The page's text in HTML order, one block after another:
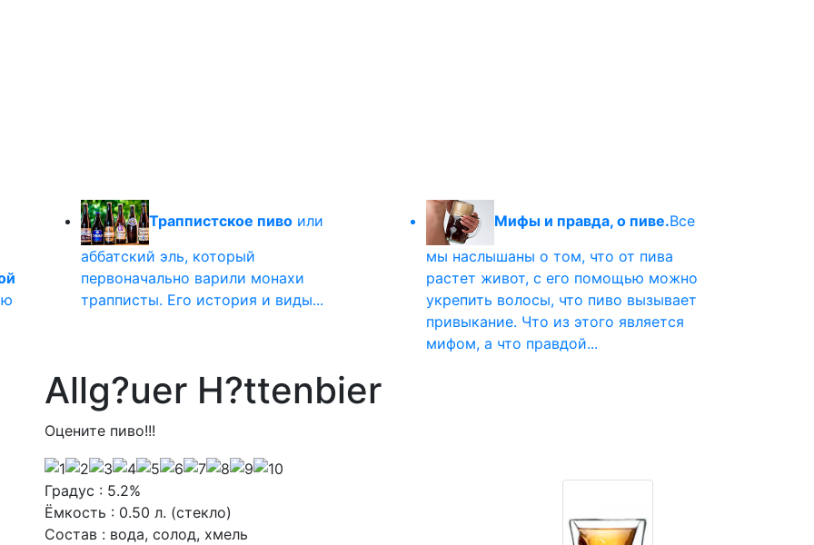
Траппистское пиво или
аббатский эль, который
первоначально варили монахи
трапписты. Его история и виды...
Мифы и правда, о пиве.Все
мы наслышаны о том, что от пива
растет живот, с его помощью можно
укрепить волосы, что пиво вызывает
привыкание. Что из этого является
мифом, а что правдой...
Allg?uer H?ttenbier
Оцените пиво!!!
Градус : 5.2%
Ёмкость : 0.50 л. (стекло)
Состав : вода, солод, хмель